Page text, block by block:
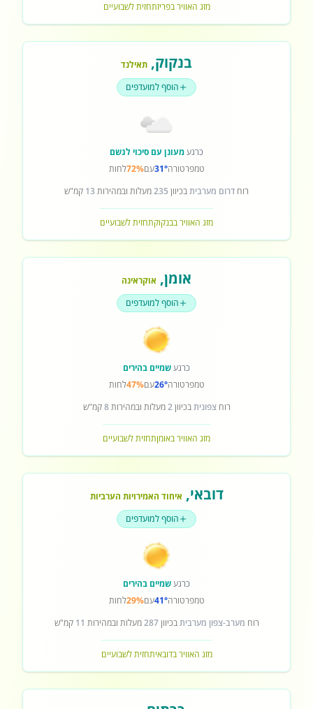
מזג האוויר בפריזתחזית לשבועיים
בנקוק, תאילנד
הוסף למועדפים
כרגעמעונן עם סיכוי לגשם
טמפרטורה31°עם72%לחות
רוח דרום מערביתבכיוון 235מעלות ובמהירות 13 קמ"ש
מזג האוויר בבנקוקתחזית לשבועיים
אומן, אוקראינה
הוסף למועדפים
כרגעשמיים בהירים
טמפרטורה26°עם47%לחות
רוחצפוניתבכיוון2מעלות ובמהירות8קמ"ש
מזג האוויר באומןתחזית לשבועיים
דובאי, איחוד האמירויות הערביות
הוסף למועדפים
כרגעשמיים בהירים
טמפרטורה41°עם29%לחות
רוח מערב-צפון מערביתבכיוון287מעלות ובמהירות 11 קמ"ש
מזג האוויר בדובאיתחזית לשבועיים